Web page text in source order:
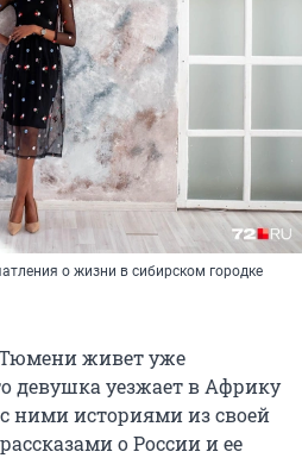
о жизни в сибирском городке
живет уже
девушка уезжает в Африку
ними историями из своей
о России и ее